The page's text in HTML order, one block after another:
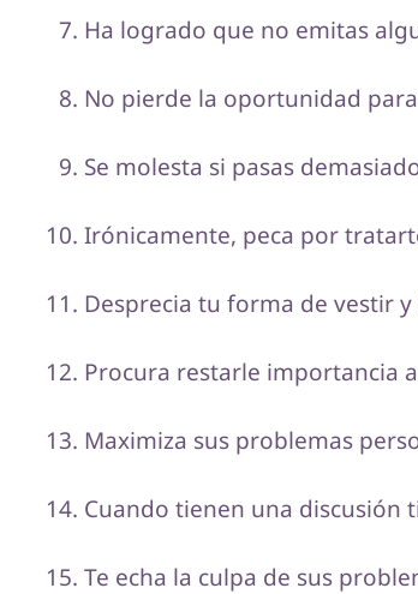
Ha logrado que no emitas
No pierde la oportunidad
Se molesta si pasas
Irónicamente, peca por
Desprecia tu forma de vestir
Procura restarle importancia
Maximiza sus problemas
Cuando tienen una discusión
Te echa la culpa de sus